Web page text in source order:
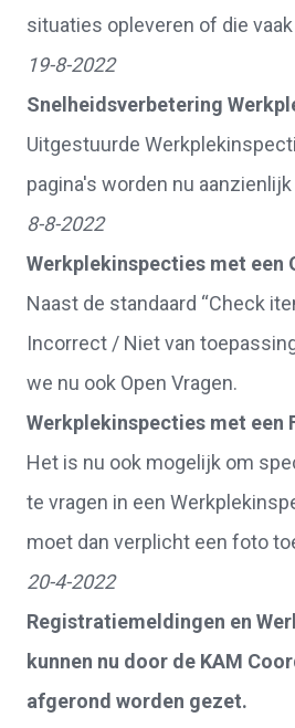
situaties opleveren of die
19-8-2022
Snelheidsverbetering
Uitgestuurde
pagina's worden nu
8-8-2022
Werkplekinspecties met een
Naast de standaard “Check
Incorrect / Niet van
we nu ook Open Vragen.
Werkplekinspecties met een
Het is nu ook mogelijk om
te vragen in een
moet dan verplicht een foto
20-4-2022
Registratiemeldingen en
kunnen nu door de KAM
afgerond worden gezet.